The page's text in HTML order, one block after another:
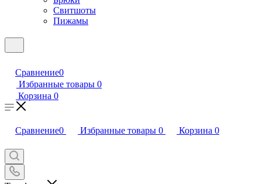
Свитшоты
Пижамы
Сравнение0
Избранные товары 0
Корзина 0
Сравнение0 Избранные товары 0 Корзина 0